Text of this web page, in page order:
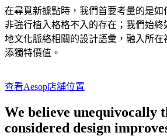
在尋覓新據點時，我們首要考量的是如
非強行植入格格不入的存在；我們始
地文化脈絡相關的設計語彙，融入所在
添獨特價值。
查看Aesop店舖位置
We believe unequivocally
considered design